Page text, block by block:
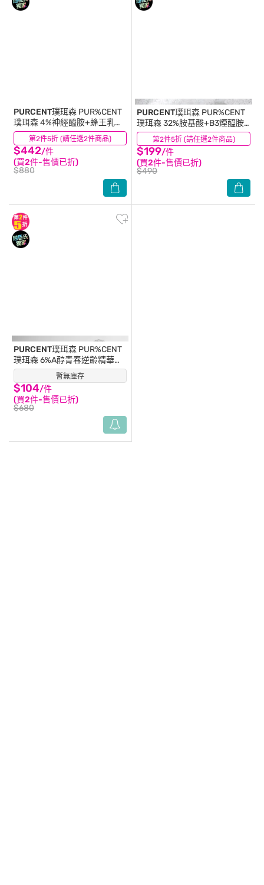
第2件5折 (請任選2件商品)
PURCENT璞珥森 PUR%CENT
璞珥森 4%神經醯胺+蜂王乳保
濕凝霜50g
$442/件
(買2件-售價已折)
$880
(13) 第2件5折 (請任選2件商品)
PURCENT璞珥森 PUR%CENT
璞珥森 32%胺基酸+B3煙醯胺
溫和潔淨洗顏霜100ml
$199/件
(買2件-售價已折)
$490
(0)
暫無庫存
PURCENT璞珥森 PUR%CENT
璞珥森 6%A醇青春逆齡精華
15ml
$104/件
(買2件-售價已折)
$680
(4)